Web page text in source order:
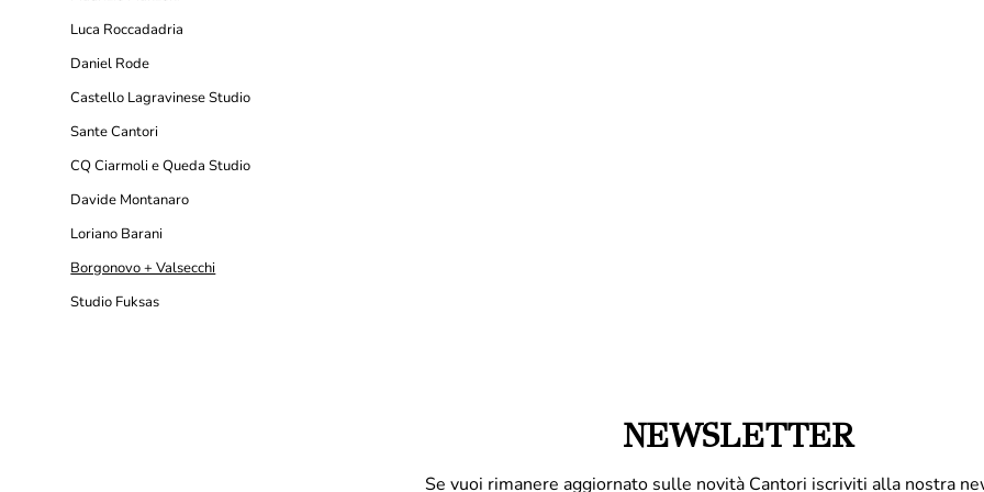
Luca Roccadadria
Daniel Rode
Castello Lagravinese Studio
Sante Cantori
CQ Ciarmoli e Queda Studio
Davide Montanaro
Loriano Barani
Borgonovo + Valsecchi
Studio Fuksas
NEWSLETTER
Se vuoi rimanere aggiornato sulle novità Cantori iscriviti alla nostra